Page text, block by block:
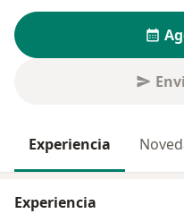
Experiencia
Experiencia